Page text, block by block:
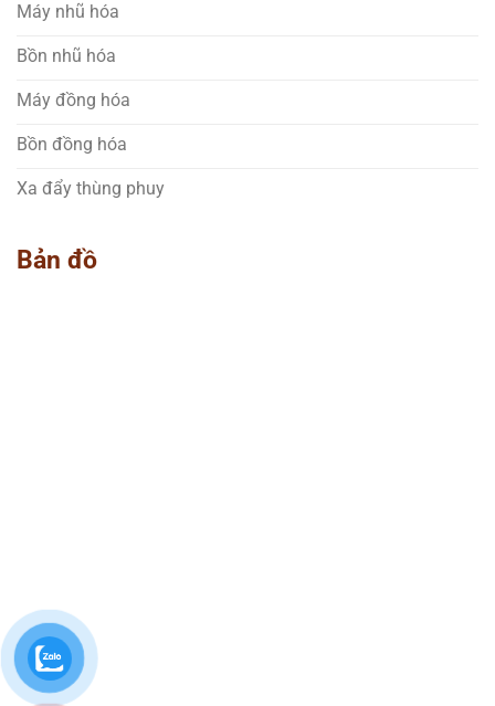
Máy nhũ hóa
Bồn nhũ hóa
Máy đồng hóa
Bồn đồng hóa
Xa đẩy thùng phuy
Bản đồ